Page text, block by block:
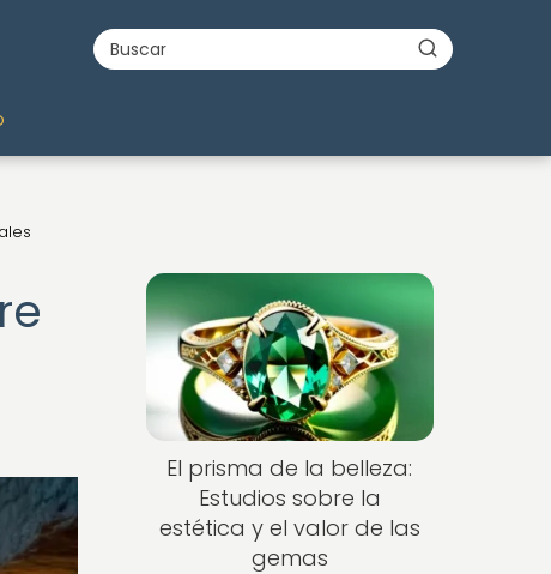
Nuevo
El prisma de la belleza:
Estudios sobre la
estética y el valor de las
gemas